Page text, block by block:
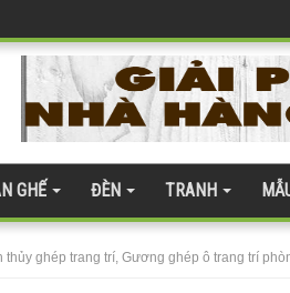
tiếp khách sang trọng
Bàn Ghế
đại
kính cường lực 277
GHẾ ĐÈN TRANH
thủy ghép trang trí, Gương ghép ô trang trí